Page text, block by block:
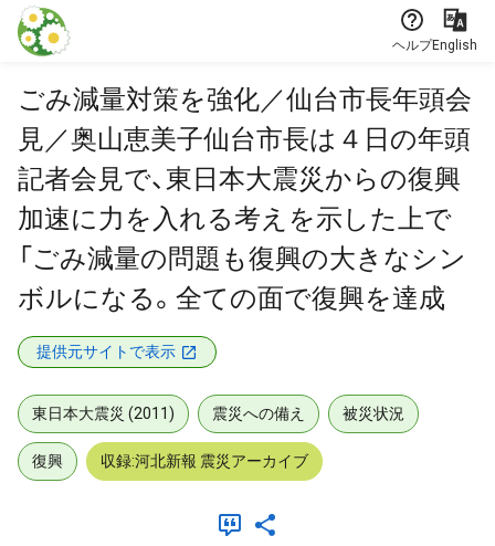
本文に飛ぶ
ヘルプEnglish
ごみ減量対策を強化／仙台市長年頭会
見／奥山恵美子仙台市長は４日の年頭
記者会見で、東日本大震災からの復興
加速に力を入れる考えを示した上で
「ごみ減量の問題も復興の大きなシン
ボルになる。全ての面で復興を達成
提供元サイトで表示
東日本大震災 (2011) 震災への備え 被災状況
復興 収録:河北新報 震災アーカイブ